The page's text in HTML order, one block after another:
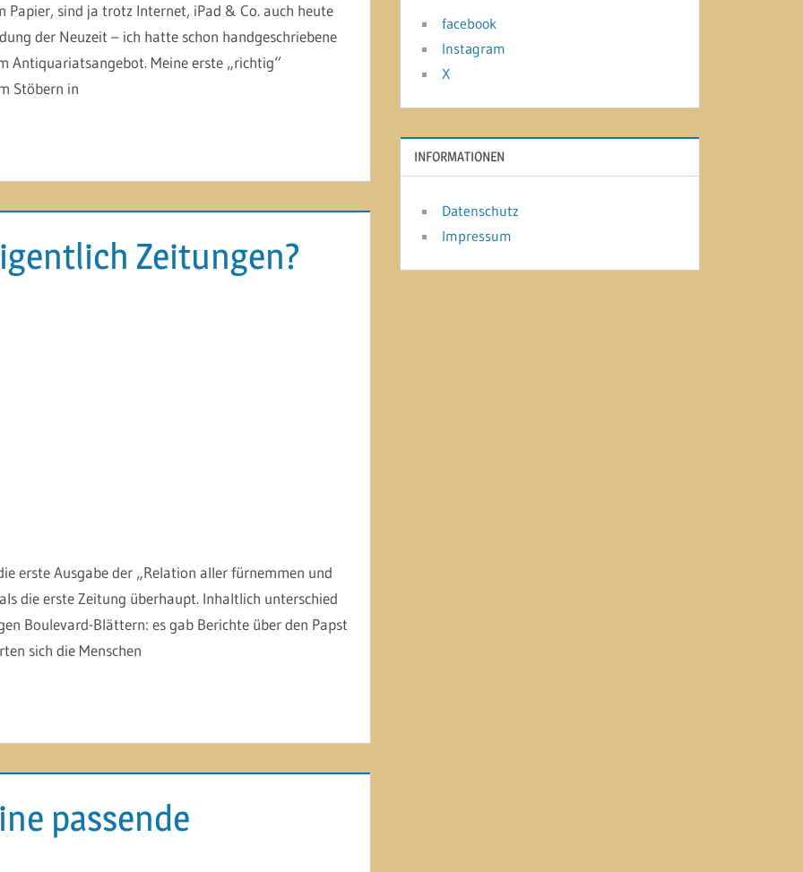
Papier, sind ja trotz Internet, iPad & Co. auch heute
der Neuzeit – ich hatte schon handgeschriebene
Antiquariatsangebot. Meine erste „richtig“
Stöbern in
Zeitungen?
erste Ausgabe der „Relation aller fürnemmen und
die erste Zeitung überhaupt. Inhaltlich unterschied
Boulevard-Blättern: es gab Berichte über den Papst
sich die Menschen
passende
facebook
Instagram
X
INFORMATIONEN
Datenschutz
Impressum